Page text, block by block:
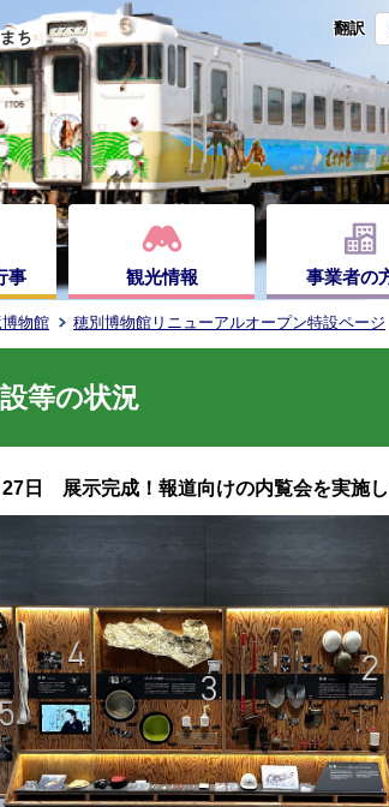
翻訳
事 観光情報 事業者の
物館 穂別博物館リニューアルオープン特設ページ
等の状況
27日 展示完成！報道向けの内覧会を実施し